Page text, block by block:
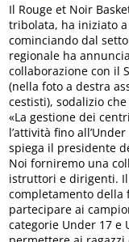
Il Rouge et Noir
tribolata, ha iniziato
cominciando dal
regionale ha
collaborazione con il
(nella foto a destra
cestisti), sodalizio
«La gestione dei
l’attività fino
spiega il presidente
Noi forniremo una
istruttori e dirigenti.
completamento della
partecipare ai
categorie Under 17 e